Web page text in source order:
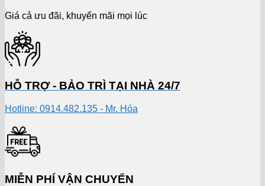
Giá cả ưu đãi, khuyến mãi mọi lúc
HỖ TRỢ - BẢO TRÌ TẠI NHÀ 24/7
Hotline: 0914.482.135 - Mr. Hóa
MIỄN PHÍ VẬN CHUYỂN